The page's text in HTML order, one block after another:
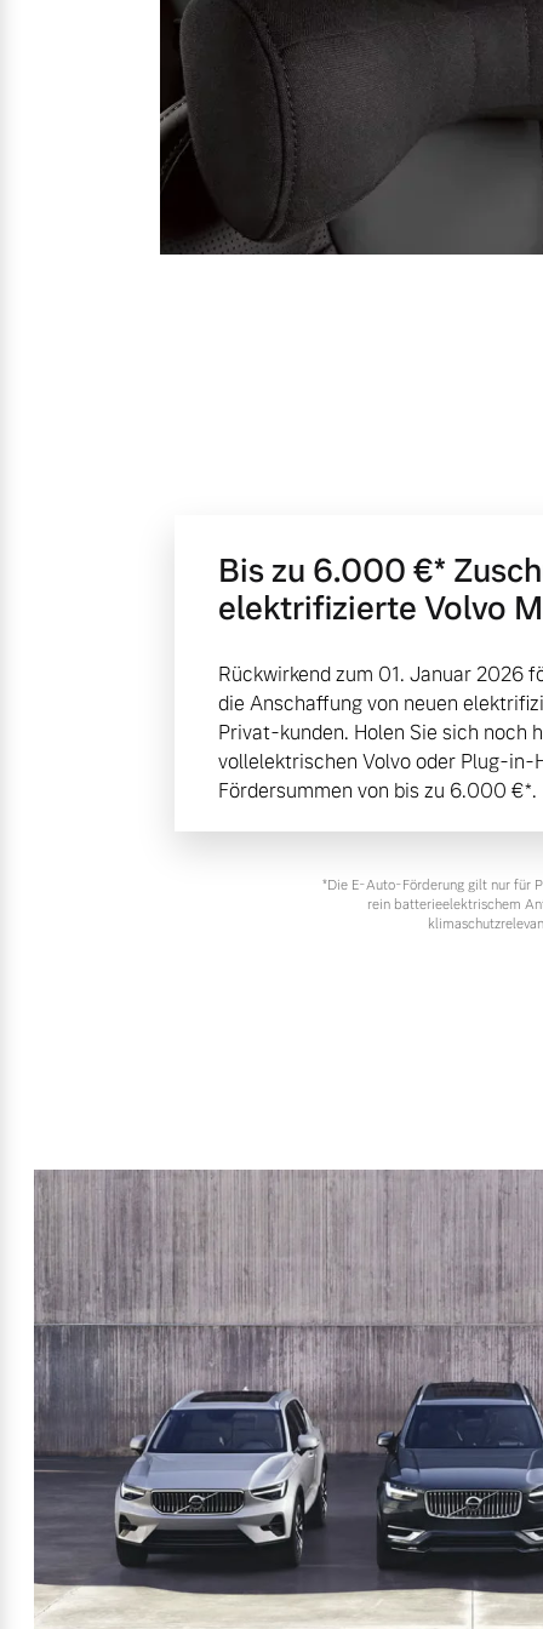
Mehr erfahren
Mehr erfahren
Frühjahrscheck
Entdecken Sie unsere saisonalen
Mehr erfahren
Bis zu 6.000 €⁠*
elektrifizierte Volvo
Rückwirkend zum 01. Januar 2026
die Anschaffung von neuen
Privat-kunden. Holen Sie sich noch
vollelektrischen Volvo oder Plug-in-
Fördersummen von bis zu 6.000 €⁠*.
*Die E‑Auto-Förderung gilt nur für
rein batterieelektrischem